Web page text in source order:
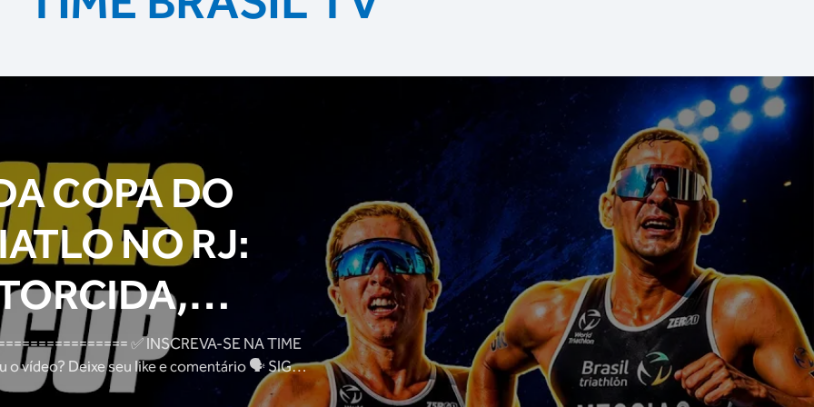
COPA DO
NO RJ:
E
✅ INSCREVA-SE NA TIME